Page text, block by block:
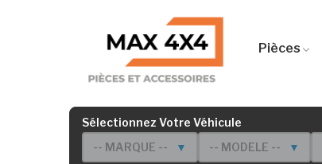
Pièces
Sélectionnez Votre Véhicule
-- MARQUE --
▼ -- MODELE -- ▼